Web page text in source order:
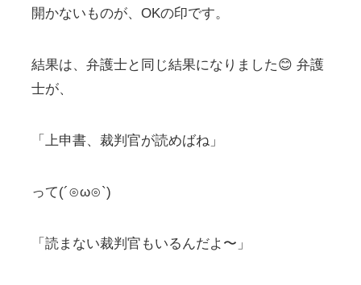
開かないものが、OKの印です。
結果は、弁護士と同じ結果になりました😊 弁護
士が、
「上申書、裁判官が読めばね」
って(´⊙ω⊙`)
「読まない裁判官もいるんだよ〜」